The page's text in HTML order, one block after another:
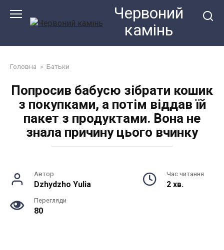
Червоний
камiнь
Головна » Батьки
Попросив бабусю зібрати кошик
з покупками, а потім віддав їй
пакет з продуктами. Вона не
знала причину цього вчинку
Автор
Dzhydzho Yulia
Час читання
2 хв.
Перегляди
80